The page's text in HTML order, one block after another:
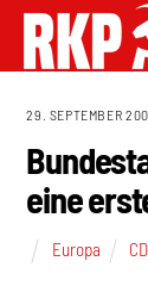
29. SEPTEMBER
eine
Europa